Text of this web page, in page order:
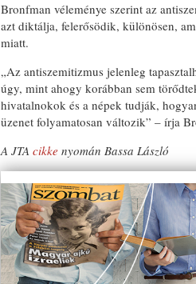
Bronfman véleménye szerint az
azt diktálja, felerősödik, különösen,
miatt.
„Az antiszemitizmus jelenleg
úgy, mint ahogy korábban sem
hivatalnokok és a népek tudják,
üzenet folyamatosan változik” – írja
A JTA cikke nyomán Bassa László